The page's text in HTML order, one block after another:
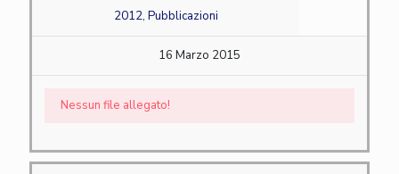
2012, Pubblicazioni
16 Marzo 2015
Nessun file allegato!